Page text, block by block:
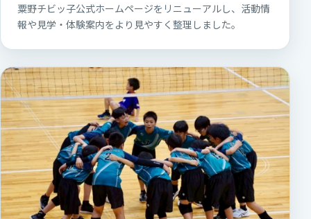
粟野チビッ子公式ホームページをリニューアルし、活動情
報や見学・体験案内をより見やすく整理しました。